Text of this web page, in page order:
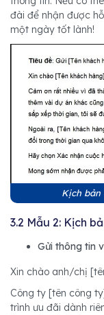
đài để nhận được
một ngày tốt lành!
Kịch bản
3.2 Mẫu 2: Kịch
Gửi thông tin
Xin chào anh/chị
Công ty [tên công
trình ưu đãi dành